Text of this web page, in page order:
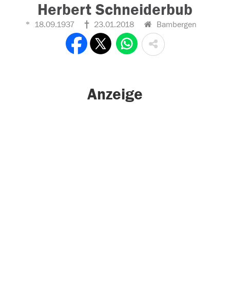
Herbert Schneiderbub
18.09.1937 23.01.2018 Bambergen
Anzeige